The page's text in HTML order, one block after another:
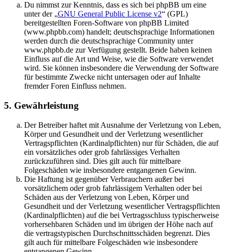
Du nimmst zur Kenntnis, dass es sich bei phpBB um eine
unter der „GNU General Public License v2“ (GPL)
bereitgestellten Foren-Software von phpBB Limited
(www.phpbb.com) handelt; deutschsprachige Informationen
werden durch die deutschsprachige Community unter
www.phpbb.de zur Verfügung gestellt. Beide haben keinen
Einfluss auf die Art und Weise, wie die Software verwendet
wird. Sie können insbesondere die Verwendung der Software
für bestimmte Zwecke nicht untersagen oder auf Inhalte
fremder Foren Einfluss nehmen.
5. Gewährleistung
Der Betreiber haftet mit Ausnahme der Verletzung von Leben,
Körper und Gesundheit und der Verletzung wesentlicher
Vertragspflichten (Kardinalpflichten) nur für Schäden, die auf
ein vorsätzliches oder grob fahrlässiges Verhalten
zurückzuführen sind. Dies gilt auch für mittelbare
Folgeschäden wie insbesondere entgangenen Gewinn.
Die Haftung ist gegenüber Verbrauchern außer bei
vorsätzlichem oder grob fahrlässigem Verhalten oder bei
Schäden aus der Verletzung von Leben, Körper und
Gesundheit und der Verletzung wesentlicher Vertragspflichten
(Kardinalpflichten) auf die bei Vertragsschluss typischerweise
vorhersehbaren Schäden und im übrigen der Höhe nach auf
die vertragstypischen Durchschnittsschäden begrenzt. Dies
gilt auch für mittelbare Folgeschäden wie insbesondere